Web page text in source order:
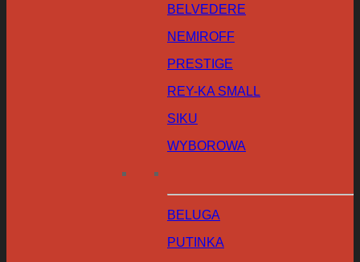
BELVEDERE
NEMIROFF
PRESTIGE
REY-KA SMALL
SIKU
WYBOROWA
BELUGA
PUTINKA